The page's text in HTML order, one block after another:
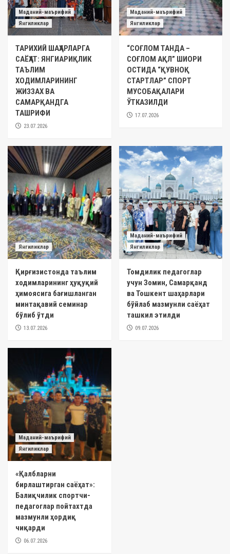
Маданий-маърифий
Янгиликлар
ТАРИХИЙ ШАҲАРЛАРГА
САЁҲАТ: ЯНГИАРИҚЛИК
ТАЪЛИМ
ХОДИМЛАРИНИНГ
ЖИЗЗАХ ВА
САМАРҚАНДГА
ТАШРИФИ
23.07.2026
Маданий-маърифий
Янгиликлар
“СОҒЛОМ ТАНДА –
СОҒЛОМ АҚЛ” ШИОРИ
ОСТИДА “ҚУВНОҚ
СТАРТЛАР” СПОРТ
МУСОБАҚАЛАРИ
ЎТКАЗИЛДИ
17.07.2026
Янгиликлар
Қирғизистонда таълим
ходимларининг ҳуқуқий
ҳимоясига бағишланган
минтақавий семинар
бўлиб ўтди
13.07.2026
Маданий-маърифий
Янгиликлар
Томдилик педагоглар
учун Зомин, Самарқанд
ва Тошкент шаҳарлари
бўйлаб мазмунли саёҳат
ташкил этилди
09.07.2026
Маданий-маърифий
Янгиликлар
«Қалбларни
бирлаштирган саёҳат»:
Балиқчилик спортчи-
педагоглар пойтахтда
мазмунли ҳордиқ
чиқарди
06.07.2026